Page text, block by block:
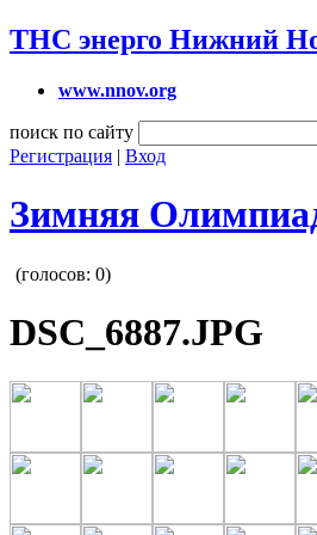
ТНС энерго Нижний
www.nnov.org
поиск по сайту
Регистрация | Вход
Зимняя
(голосов: 0)
DSC_6887.JPG